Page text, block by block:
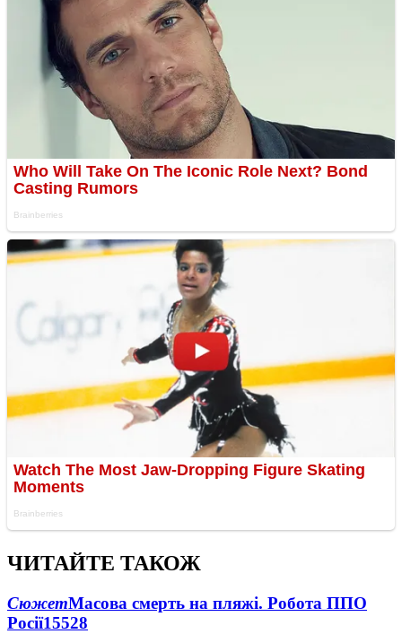
ЧИТАЙТЕ ТАКОЖ
СюжетМасова смерть на пляжі. Робота ППО
Росії15528